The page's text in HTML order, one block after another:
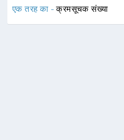
एक तरह का -क्रमसूचक संख्या